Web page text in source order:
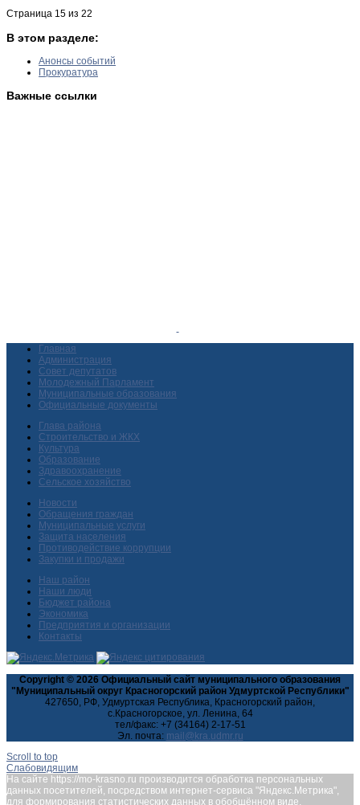
Страница 15 из 22
В этом разделе:
Анонсы событий
Прокуратура
Важные ссылки
Главная
Администрация
Совет депутатов
Молодежный Парламент
Муниципальные образования
Официальные документы
Глава района
Строительство и ЖКХ
Культура
Образование
Здравоохранение
Сельское хозяйство
Новости
Обращения граждан
Муниципальные услуги
Защита населения
Противодействие коррупции
Закупки и продажи
Наш район
Наши люди
Бюджет района
Экономика
Предприятия и организации
Контакты
Copyright © 2026 Официальный сайт муниципального образования
"Муниципальный округ Красногорский район Удмуртской Республики"
427650, РФ, Удмуртская Республика, Красногорский район,
с.Красногорское, ул. Ленина, 64
тел/факс: +7 (34164) 2-17-51
Эл. почта:
Scroll to top
Слабовидящим
На сайте https://mo-krasno.ru производится обработка персональных
данных посетителей, посредством интернет-сервиса "Яндекс.Метрика",
для формирования статистических данных в обобщённом виде.